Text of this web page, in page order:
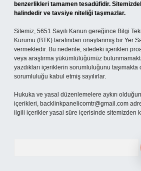
benzerlikleri tamamen tesadüfidir.
halindedir ve tavsiye niteliği taşımazlar.
Sitemiz, 5651 Sayılı Kanun gereğince Bilgi
Kurumu (BTK) tarafından onaylanmış bir Yer
vermektedir. Bu nedenle, sitedeki içerikleri
veya araştırma yükümlülüğümüz
yazdıkları içeriklerin sorumluluğunu
sorumluluğu kabul etmiş sayılırlar.
Hukuka ve yasal düzenlemelere aykırı
içerikleri, backlinkpanelicomtr@gmail.com
ilgili içerikler yasal süre içerisinde sitemizden